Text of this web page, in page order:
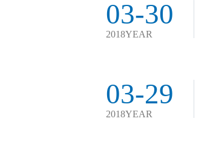
03-30
2018YEAR
03-29
2018YEAR